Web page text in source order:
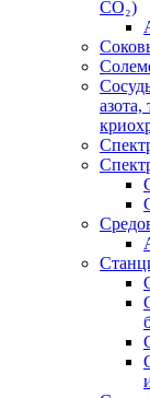
СО₂)
азота,